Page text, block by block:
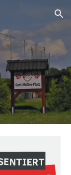
Skip to navigation